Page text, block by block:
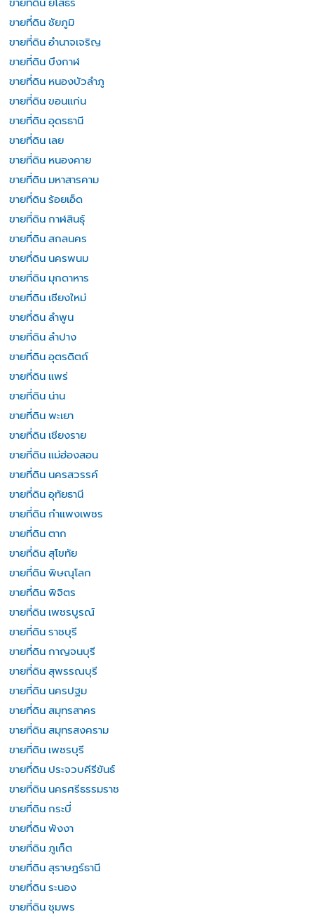
ขายที่ดิน ยโสธร
ขายที่ดิน ชัยภูมิ
ขายที่ดิน อำนาจเจริญ
ขายที่ดิน บึงกาฬ
ขายที่ดิน หนองบัวลำภู
ขายที่ดิน ขอนแก่น
ขายที่ดิน อุดรธานี
ขายที่ดิน เลย
ขายที่ดิน หนองคาย
ขายที่ดิน มหาสารคาม
ขายที่ดิน ร้อยเอ็ด
ขายที่ดิน กาฬสินธุ์
ขายที่ดิน สกลนคร
ขายที่ดิน นครพนม
ขายที่ดิน มุกดาหาร
ขายที่ดิน เชียงใหม่
ขายที่ดิน ลำพูน
ขายที่ดิน ลำปาง
ขายที่ดิน อุตรดิตถ์
ขายที่ดิน แพร่
ขายที่ดิน น่าน
ขายที่ดิน พะเยา
ขายที่ดิน เชียงราย
ขายที่ดิน แม่ฮ่องสอน
ขายที่ดิน นครสวรรค์
ขายที่ดิน อุทัยธานี
ขายที่ดิน กำแพงเพชร
ขายที่ดิน ตาก
ขายที่ดิน สุโขทัย
ขายที่ดิน พิษณุโลก
ขายที่ดิน พิจิตร
ขายที่ดิน เพชรบูรณ์
ขายที่ดิน ราชบุรี
ขายที่ดิน กาญจนบุรี
ขายที่ดิน สุพรรณบุรี
ขายที่ดิน นครปฐม
ขายที่ดิน สมุทรสาคร
ขายที่ดิน สมุทรสงคราม
ขายที่ดิน เพชรบุรี
ขายที่ดิน ประจวบคีรีขันธ์
ขายที่ดิน นครศรีธรรมราช
ขายที่ดิน กระบี่
ขายที่ดิน พังงา
ขายที่ดิน ภูเก็ต
ขายที่ดิน สุราษฎร์ธานี
ขายที่ดิน ระนอง
ขายที่ดิน ชุมพร